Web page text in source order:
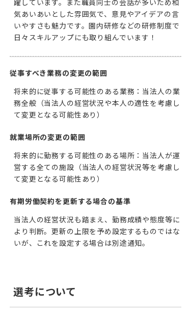
躍しています。また職員同士の会話が多いため和
気あいあいとした雰囲気で、意見やアイデアの言
いやすさも魅力です。園内研修などの研修制度で
日々スキルアップにも取り組んでいます！
従事すべき業務の変更の範囲
将来的に従事する可能性のある業務：当法人の業
務全般（当法人の経営状況や本人の適性を考慮し
て変更となる可能性あり）
就業場所の変更の範囲
将来的に勤務する可能性のある場所：当法人が運
営する全ての施設（当法人の経営状況等を考慮し
て変更となる可能性あり）
有期労働契約を更新する場合の基準
当法人の経営状況も踏まえ、勤務成績や態度等に
より判断。更新の上限を予め設定するものではな
いが、これを設定する場合は別途通知。
選考について